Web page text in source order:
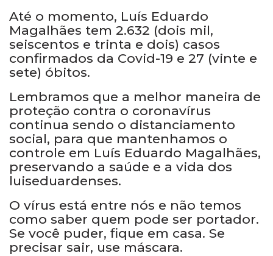
Até o momento, Luís Eduardo
Magalhães tem 2.632 (dois mil,
seiscentos e trinta e dois) casos
confirmados da Covid-19 e 27 (vinte e
sete) óbitos.
Lembramos que a melhor maneira de
proteção contra o coronavírus
continua sendo o distanciamento
social, para que mantenhamos o
controle em Luís Eduardo Magalhães,
preservando a saúde e a vida dos
luiseduardenses.
O vírus está entre nós e não temos
como saber quem pode ser portador.
Se você puder, fique em casa. Se
precisar sair, use máscara.